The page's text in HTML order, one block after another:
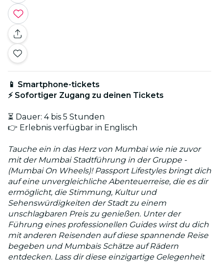
📱 Smartphone-tickets
⚡ Sofortiger Zugang zu deinen Tickets
⏳ Dauer: 4 bis 5 Stunden
👉 Erlebnis verfügbar in Englisch
Tauche ein in das Herz von Mumbai wie nie zuvor
mit der Mumbai Stadtführung in der Gruppe -
(Mumbai On Wheels)! Passport Lifestyles bringt dich
auf eine unvergleichliche Abenteuerreise, die es dir
ermöglicht, die Stimmung, Kultur und
Sehenswürdigkeiten der Stadt zu einem
unschlagbaren Preis zu genießen. Unter der
Führung eines professionellen Guides wirst du dich
mit anderen Reisenden auf diese spannende Reise
begeben und Mumbais Schätze auf Rädern
entdecken. Lass dir diese einzigartige Gelegenheit